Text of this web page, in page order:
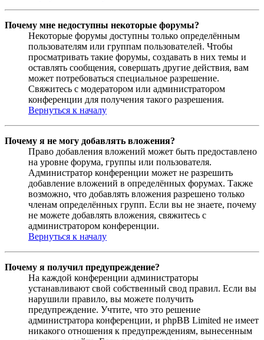
Почему мне недоступны некоторые форумы?
Некоторые форумы доступны только определённым
пользователям или группам пользователей. Чтобы
просматривать такие форумы, создавать в них темы и
оставлять сообщения, совершать другие действия, вам
может потребоваться специальное разрешение.
Свяжитесь с модератором или администратором
конференции для получения такого разрешения.
Вернуться к началу
Почему я не могу добавлять вложения?
Право добавления вложений может быть предоставлено
на уровне форума, группы или пользователя.
Администратор конференции может не разрешить
добавление вложений в определённых форумах. Также
возможно, что добавлять вложения разрешено только
членам определённых групп. Если вы не знаете, почему
не можете добавлять вложения, свяжитесь с
администратором конференции.
Вернуться к началу
Почему я получил предупреждение?
На каждой конференции администраторы
устанавливают свой собственный свод правил. Если вы
нарушили правило, вы можете получить
предупреждение. Учтите, что это решение
администратора конференции, и phpBB Limited не имеет
никакого отношения к предупреждениям, вынесенным